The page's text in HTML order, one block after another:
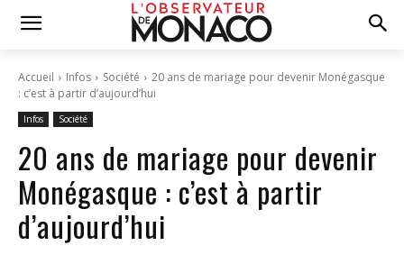
Accueil Infos Société
20 ans de mariage pour devenir Monégasque
: c’est à partir d’aujourd’hui
Infos Société
20 ans de mariage pour devenir
Monégasque : c’est à partir
d’aujourd’hui